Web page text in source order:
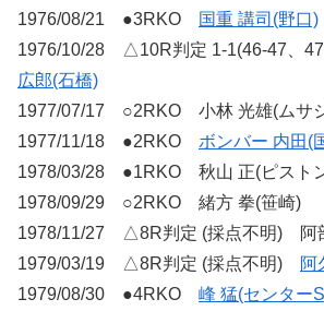
1976/08/21 ●3RKO
国重 講司(野口)
1976/10/28 △10R判定 1-1(46-47、
広郎(石橋)
1977/07/17 ○2RKO 小林 光雄(ムサ
1977/11/18 ●2RKO ボンバー 内田(
1978/03/28 ●1RKO 秋山 正(ピスト
1978/09/29 ○2RKO 緒方 拳(笹崎)
1978/11/27 △8R判定 (採点不明) 阿
1979/03/19 △8R判定 (採点不明)
阿
1979/08/30 ●4RKO 峰 猛(センター